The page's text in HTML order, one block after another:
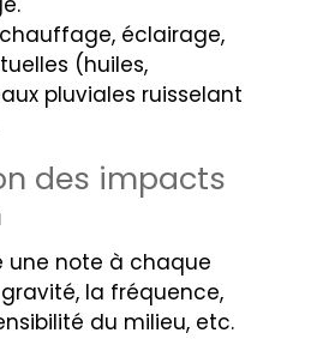
éclairage,
(huiles,
pluviales ruisselant
des impacts
une note à chaque
la fréquence,
du milieu, etc.